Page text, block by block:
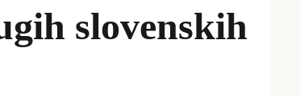
slovenskih